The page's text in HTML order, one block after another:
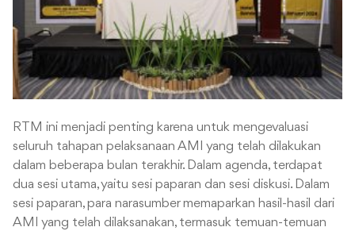
RTM ini menjadi penting karena untuk mengevaluasi
seluruh tahapan pelaksanaan AMI yang telah dilakukan
dalam beberapa bulan terakhir. Dalam agenda, terdapat
dua sesi utama, yaitu sesi paparan dan sesi diskusi. Dalam
sesi paparan, para narasumber memaparkan hasil-hasil dari
AMI yang telah dilaksanakan, termasuk temuan-temuan